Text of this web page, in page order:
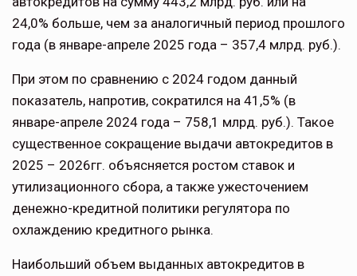
24,0% больше, чем за аналогичный период прошлого
года (в январе-апреле 2025 года – 357,4 млрд. руб.).
При этом по сравнению с 2024 годом данный
показатель, напротив, сократился на 41,5% (в
январе-апреле 2024 года – 758,1 млрд. руб.). Такое
существенное сокращение выдачи автокредитов в
2025 – 2026гг. объясняется ростом ставок и
утилизационного сбора, а также ужесточением
денежно-кредитной политики регулятора по
охлаждению кредитного рынка.
Наибольший объем выданных автокредитов в